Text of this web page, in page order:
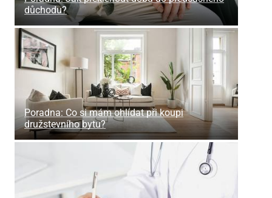
důchodu?
Poradna: Co si mám ohlídat při koupi
družstevního bytu?